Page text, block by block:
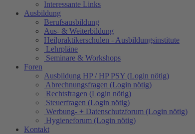
Interessante Links
Ausbildung
Berufsausbildung
Aus- & Weiterbildung
Heilpraktikerschulen - Ausbildungsinstitute
Lehrpläne
Seminare & Workshops
Foren
Ausbildung HP / HP PSY (Login nötig)
Abrechnungsfragen (Login nötig)
Rechtsfragen (Login nötig)
Steuerfragen (Login nötig)
Werbung- + Datenschutzforum (Login nötig)
Hygieneforum (Login nötig)
Kontakt